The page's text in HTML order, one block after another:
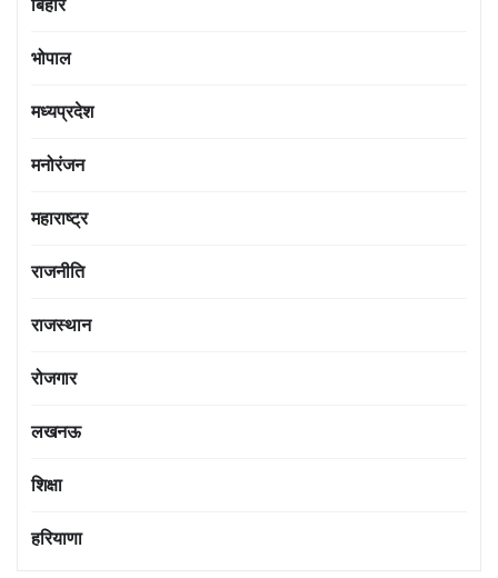
बिहार
भोपाल
मध्यप्रदेश
मनोरंजन
महाराष्ट्र
राजनीति
राजस्थान
रोजगार
लखनऊ
शिक्षा
हरियाणा